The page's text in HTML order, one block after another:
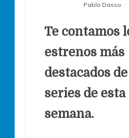
Pablo Dasso
Te contamos
estrenos más
destacados
series de esta
semana.